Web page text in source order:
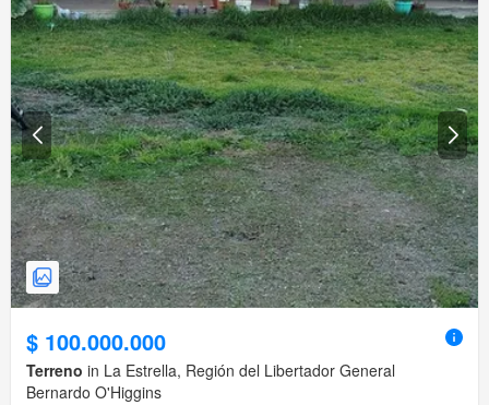
$ 100.000.000
Terreno in La Estrella, Región del Libertador General
Bernardo O'Higgins